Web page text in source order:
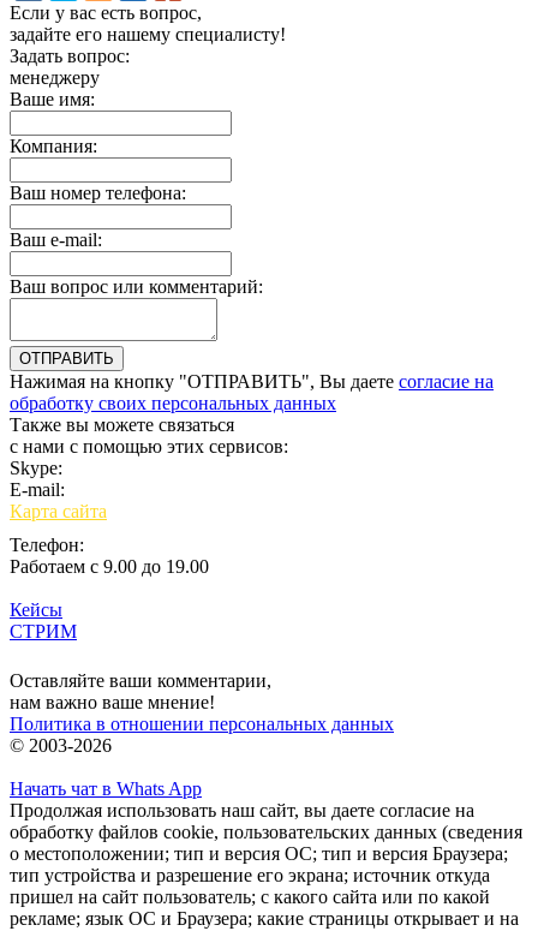
Если у вас есть вопрос,
задайте его нашему специалисту!
Задать вопрос:
менеджеру
Ваше имя:
Компания:
Ваш номер телефона:
Ваш e-mail:
Ваш вопрос или комментарий:
Нажимая на кнопку "ОТПРАВИТЬ", Вы даете согласие на
обработку своих персональных данных
Также вы можете связаться
с нами с помощью этих сервисов:
Skype:
E-mail:
Карта сайта
Телефон:
Работаем с 9.00 до 19.00
Кейсы
СТРИМ
Оставляйте ваши комментарии,
нам важно ваше мнение!
Политика в отношении персональных данных
© 2003-2026
Начать чат в Whats App
Продолжая использовать наш сайт, вы даете согласие на
обработку файлов cookie, пользовательских данных (сведения
о местоположении; тип и версия ОС; тип и версия Браузера;
тип устройства и разрешение его экрана; источник откуда
пришел на сайт пользователь; с какого сайта или по какой
рекламе; язык ОС и Браузера; какие страницы открывает и на